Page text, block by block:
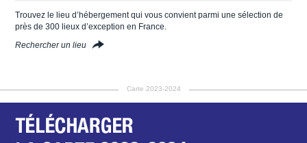
Trouvez le lieu d’hébergement qui vous convient parmi une sélection de
près de 300 lieux d’exception en France.
Rechercher un lieu
Carte 2023-2024